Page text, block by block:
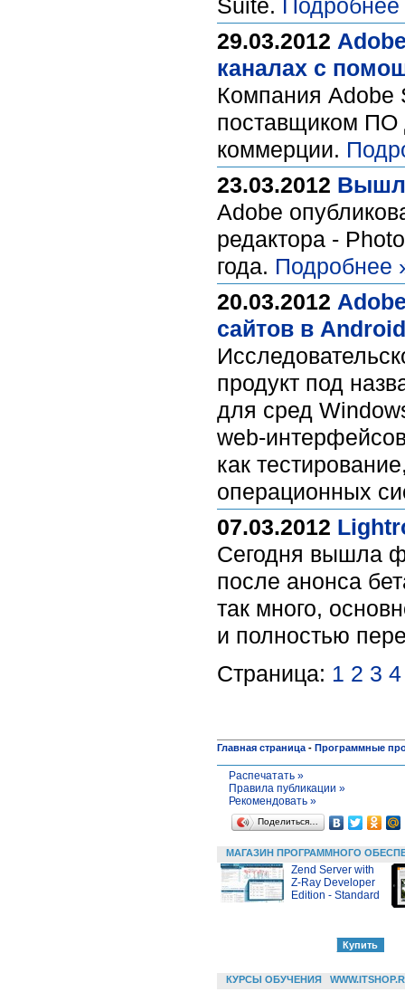
Suite.
29.03.2012
каналах с
Компания Adobe
поставщиком ПО
коммерции.
23.03.2012
Adobe
редактора -
года. Подробнее
20.03.2012
сайтов в
продукт под
для сред
web-
как
операционных
07.03.2012
Сегодня вышла
после анонса
так много,
и полностью
Страница: 1 2 3 4
Главная страница - Программные
Распечатать »
Правила публикации »
Рекомендовать »
Поделиться…
МАГАЗИН ПРОГРАММНОГО
Zend Server with
Z-Ray Developer
Edition - Standard
КУРСЫ ОБУЧЕНИЯ